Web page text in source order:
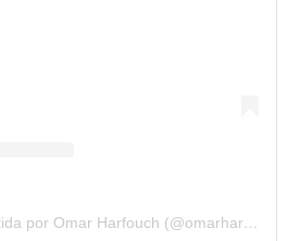
Una publicación compartida por Omar Harfouch (@omarharfouch)